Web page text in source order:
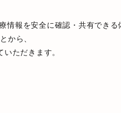
報を安全に確認・共有できる
から、
いただきます。